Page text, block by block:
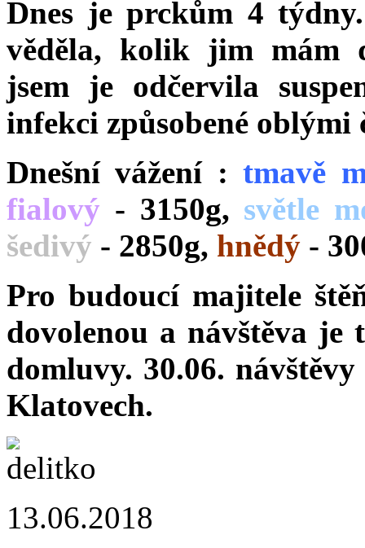
Dnes je prckům 4
věděla, kolik jim mám
jsem je odčervila
infekci způsobené
Dnešní vážení :tmavě
fialový - 3150g, světle
šedivý - 2850g, hnědý -
Pro budoucí majitele
dovolenou a návštěva je
domluvy. 30.06.
Klatovech.
13.06.2018